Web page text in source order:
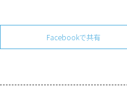
Facebookで共有